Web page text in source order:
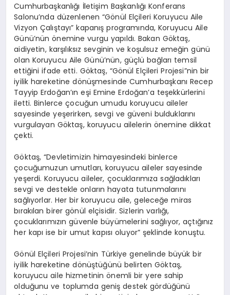
Cumhurbaşkanlığı İletişim Başkanlığı Konferans
Salonu’nda düzenlenen “Gönül Elçileri Koruyucu Aile
Vizyon Çalıştayı” kapanış programında, Koruyucu Aile
Günü’nün önemine vurgu yapıldı. Bakan Göktaş,
aidiyetin, karşılıksız sevginin ve koşulsuz emeğin günü
olan Koruyucu Aile Günü’nün, güçlü bağları temsil
ettiğini ifade etti. Göktaş, “Gönül Elçileri Projesi”nin bir
iyilik hareketine dönüşmesinde Cumhurbaşkanı Recep
Tayyip Erdoğan’ın eşi Emine Erdoğan’a teşekkürlerini
iletti. Binlerce çocuğun umudu koruyucu aileler
sayesinde yeşerirken, sevgi ve güveni bulduklarını
vurgulayan Göktaş, koruyucu ailelerin önemine dikkat
çekti.
Göktaş, “Devletimizin himayesindeki binlerce
çocuğumuzun umutları, koruyucu aileler sayesinde
yeşerdi. Koruyucu aileler, çocuklarımıza sağladıkları
sevgi ve destekle onların hayata tutunmalarını
sağlıyorlar. Her bir koruyucu aile, geleceğe miras
bırakılan birer gönül elçisidir. Sizlerin varlığı,
çocuklarımızın güvenle büyümelerini sağlıyor, açtığınız
her kapı ise bir umut kapısı oluyor” şeklinde konuştu.
Gönül Elçileri Projesi’nin Türkiye genelinde büyük bir
iyilik hareketine dönüştüğünü belirten Göktaş,
koruyucu aile hizmetinin önemli bir yere sahip
olduğunu ve toplumda geniş destek gördüğünü